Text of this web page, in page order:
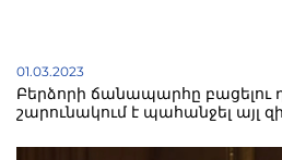
01.03.2023
Բերձորի ճանապարհը բացելու
շարունակում է պահանջել այլ